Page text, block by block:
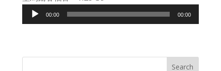
Audio
Player
00:00 00:00